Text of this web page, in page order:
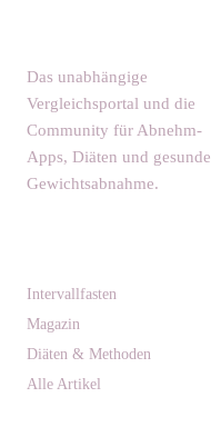
Das unabhängige
Vergleichsportal und die
Community für Abnehm-
Apps, Diäten und gesunde
Gewichtsabnahme.
Intervallfasten
Magazin
Diäten & Methoden
Alle Artikel